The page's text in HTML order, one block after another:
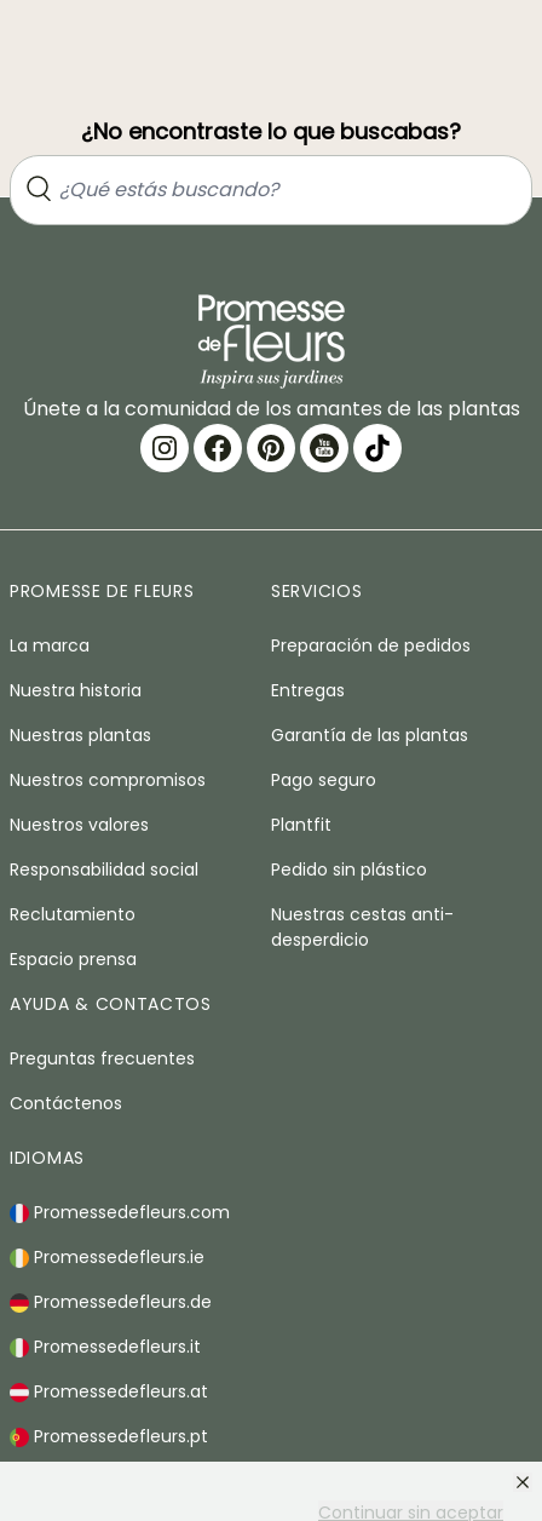
Continuar sin aceptar
¿No encontraste lo que buscabas?
Únete a la comunidad de los amantes de las plantas
PROMESSE DE FLEURS
La marca
Nuestra historia
Nuestras plantas
Nuestros compromisos
Nuestros valores
Responsabilidad social
Reclutamiento
Espacio prensa
SERVICIOS
Preparación de pedidos
Entregas
Garantía de las plantas
Pago seguro
Plantfit
Pedido sin plástico
Nuestras cestas anti-
desperdicio
AYUDA & CONTACTOS
Preguntas frecuentes
Contáctenos
IDIOMAS
Promessedefleurs.com
Promessedefleurs.ie
Promessedefleurs.de
Promessedefleurs.it
Promessedefleurs.at
Promessedefleurs.pt